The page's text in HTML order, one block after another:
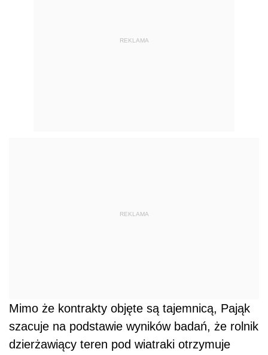
REKLAMA
REKLAMA
Mimo że kontrakty objęte są tajemnicą, Pająk
szacuje na podstawie wyników badań, że rolnik
dzierżawiący teren pod wiatraki otrzymuje